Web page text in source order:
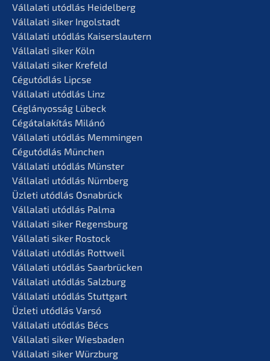
Vállala­ti utódlás Heidelberg
Vállala­ti siker Ingolstadt
Vállala­ti utódlás Kaiserslautern
Vállala­ti siker Köln
Vállala­ti siker Krefeld
Cégutód­lás Lipcse
Vállala­ti utódlás Linz
Céglá­n­yos­ság Lübeck
Cégátalakí­tás Milánó
Vállala­ti utódlás Memmingen
Cégutód­lás München
Vállala­ti utódlás Münster
Vállala­ti utódlás Nürnberg
Üzleti utódlás Osnabrück
Vállala­ti utódlás Palma
Vállala­ti siker Regensburg
Vállala­ti siker Rostock
Vállala­ti utódlás Rottweil
Vállala­ti utódlás Saarbrücken
Vállala­ti utódlás Salzburg
Vállala­ti utódlás Stuttgart
Üzleti utódlás Varsó
Vállala­ti utódlás Bécs
Vállala­ti siker Wiesbaden
Vállala­ti siker Würzburg